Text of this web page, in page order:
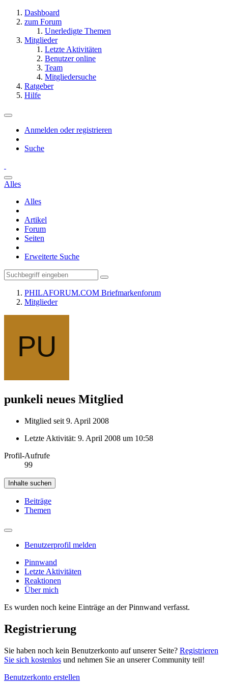
Dashboard
zum Forum
Unerledigte Themen
Mitglieder
Letzte Aktivitäten
Benutzer online
Team
Mitgliedersuche
Ratgeber
Hilfe
Anmelden oder registrieren
Suche
Alles
Alles
Artikel
Forum
Seiten
Erweiterte Suche
PHILAFORUM.COM Briefmarkenforum
Mitglieder
punkeli neues Mitglied
Mitglied seit 9. April 2008
Letzte Aktivität: 9. April 2008 um 10:58
Profil-Aufrufe
99
Inhalte suchen
Beiträge
Themen
Benutzerprofil melden
Pinnwand
Letzte Aktivitäten
Reaktionen
Über mich
Es wurden noch keine Einträge an der Pinnwand verfasst.
Registrierung
Sie haben noch kein Benutzerkonto auf unserer Seite? Registrieren
Sie sich kostenlos und nehmen Sie an unserer Community teil!
Benutzerkonto erstellen